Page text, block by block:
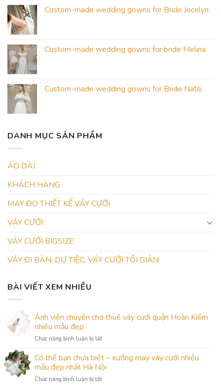
Custom-made wedding gowns for Bride Jocelyn
Custom-made wedding gowns for bride Melina
Custom-made wedding gowns for Bride Natili
DANH MỤC SẢN PHẨM
ÁO DÀI
KHÁCH HÀNG
MAY ĐO THIẾT KẾ VÁY CƯỚI
VÁY CƯỚI
VÁY CƯỚI BIGSIZE
VÁY ĐI BÀN, DỰ TIỆC, VÁY CƯỚI TỐI GIẢN
BÀI VIẾT XEM NHIỀU
Ảnh viện chuyên cho thuê váy cưới quận Hoàn Kiếm
nhiều mẫu đẹp
Chức năng bình luận bị tắtở
viện
chuyên
cho
thuê
Có thể bạn chưa biết – xưởng may váy cưới nhiều
mẫu đẹp nhất Hà Nội
Chức năng bình luận bị tắtở